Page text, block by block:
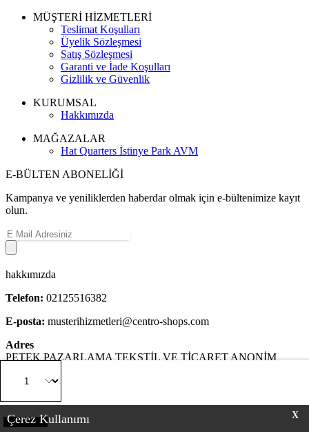
X
Çerez Kullanımı
Sepete Ekle
MÜŞTERİ HİZMETLERİ
Teslimat Koşulları
Üyelik Sözleşmesi
Satış Sözleşmesi
Garanti ve İade Koşulları
Gizlilik ve Güvenlik
KURUMSAL
Hakkımızda
MAĞAZALAR
Hat Quarters İstinye Park AVM
E-BÜLTEN ABONELİĞİ
Kampanya ve yeniliklerden haberdar olmak için e-bültenimize kayıt
olun.
hakkımızda
Telefon: 02125516382
E-posta: musterihizmetleri@centro-shops.com
Adres
PETEK PAZARLAMA TEKSTİL VE TİCARET ANONİM
İstanbul / Bahçelievler